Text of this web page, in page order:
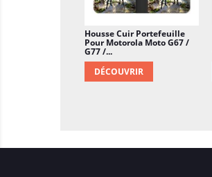
Housse Cuir Portefeuille
Pour Motorola Moto G67 /
G77 /...
DÉCOUVRIR